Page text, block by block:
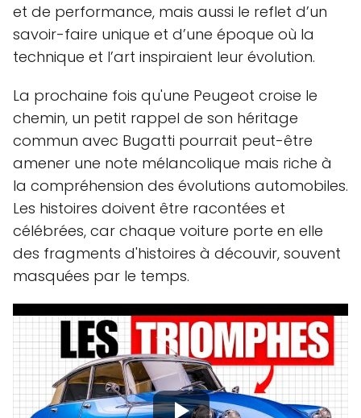
et de performance, mais aussi le reflet d’un
savoir-faire unique et d’une époque où la
technique et l’art inspiraient leur évolution.
La prochaine fois qu'une Peugeot croise le
chemin, un petit rappel de son héritage
commun avec Bugatti pourrait peut-être
amener une note mélancolique mais riche à
la compréhension des évolutions automobiles.
Les histoires doivent être racontées et
célébrées, car chaque voiture porte en elle
des fragments d'histoires à découvir, souvent
masquées par le temps.